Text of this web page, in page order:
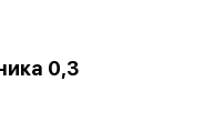
0,3